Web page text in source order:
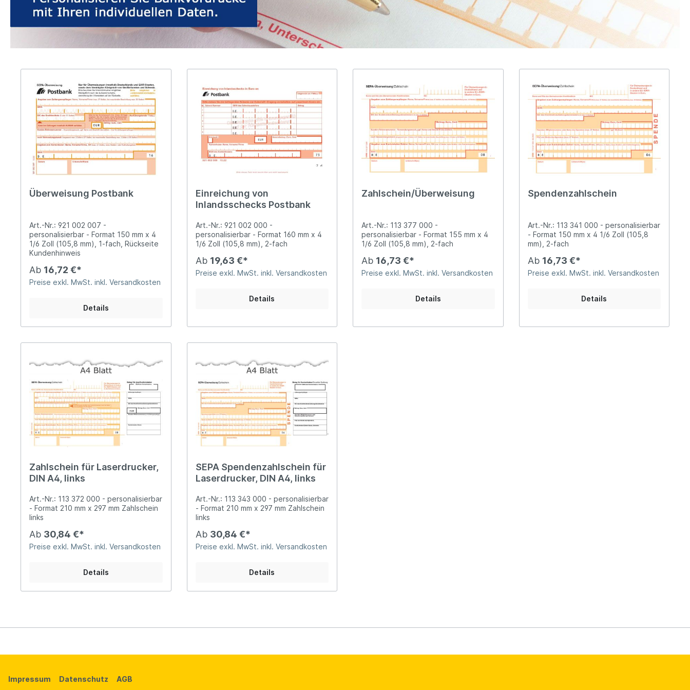
Überweisung Postbank
Art.-Nr.: 921 002 007 -
personalisierbar - Format 150 mm x 4
1/6 Zoll (105,8 mm), 1-fach, Rückseite
Kundenhinweis
Ab 16,72 €*
Preise exkl. MwSt. inkl. Versandkosten
Details
Einreichung von
Inlandsschecks Postbank
Art.-Nr.: 921 002 000 -
personalisierbar - Format 160 mm x 4
1/6 Zoll (105,8 mm), 2-fach
Ab 19,63 €*
Preise exkl. MwSt. inkl. Versandkosten
Details
Zahlschein/Überweisung
Art.-Nr.: 113 377 000 -
personalisierbar - Format 155 mm x 4
1/6 Zoll (105,8 mm), 2-fach
Ab 16,73 €*
Preise exkl. MwSt. inkl. Versandkosten
Details
Spendenzahlschein
Art.-Nr.: 113 341 000 - personalisierbar
- Format 150 mm x 4 1/6 Zoll (105,8
mm), 2-fach
Ab 16,73 €*
Preise exkl. MwSt. inkl. Versandkosten
Details
Zahlschein für Laserdrucker,
DIN A4, links
Art.-Nr.: 113 372 000 - personalisierbar
- Format 210 mm x 297 mm Zahlschein
links
Ab 30,84 €*
Preise exkl. MwSt. inkl. Versandkosten
Details
SEPA Spendenzahlschein für
Laserdrucker, DIN A4, links
Art.-Nr.: 113 343 000 - personalisierbar
- Format 210 mm x 297 mm Zahlschein
links
Ab 30,84 €*
Preise exkl. MwSt. inkl. Versandkosten
Details
Impressum Datenschutz AGB